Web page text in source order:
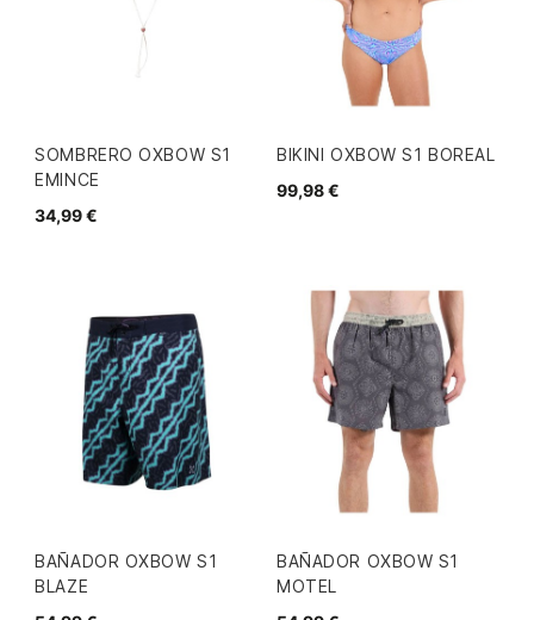
SOMBRERO OXBOW S1
EMINCE
34,99 €
BIKINI OXBOW S1 BOREAL
99,98 €
BAÑADOR OXBOW S1
BLAZE
BAÑADOR OXBOW S1
MOTEL